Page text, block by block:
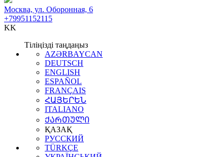
Москва, ул. Оборонная, 6
+79951152115
KK
Тіліңізді таңдаңыз
AZƏRBAYCAN
DEUTSCH
ENGLISH
ESPAÑOL
FRANÇAIS
ՀԱՅԵՐԵՆ
ITALIANO
ᲥᲐᲠᲗᲣᲚᲘ
ҚАЗАҚ
РУССКИЙ
TÜRKÇE